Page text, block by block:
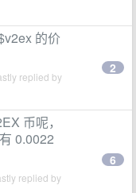
的价
replied by
2
币呢，
0.0022
replied by
6